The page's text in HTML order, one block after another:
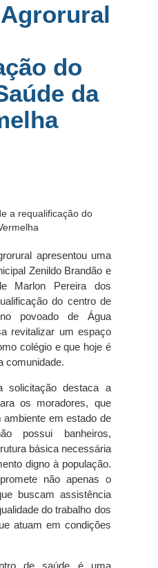
do
da
apresentou uma
Zenildo Brandão e
Marlon Pereira dos
do centro de
povoado de Água
revitalizar um espaço
colégio e que hoje é
comunidade.
solicitação destaca a
os moradores, que
ambiente em estado de
possui banheiros,
básica necessária
digno à população.
não apenas o
buscam assistência
do trabalho dos
atuam em condições
de saúde é uma